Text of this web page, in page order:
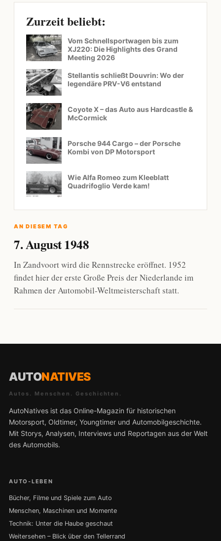
Zurzeit beliebt:
Vom Schnellsportwagen bis zum
XJ220: Die Highlights des Grand
Meeting 2026
Stellantis schließt Douvrin: Wo der
legendäre PRV-V6 entstand
Coyote X – das Auto aus Hardcastle &
McCormick
Porsche 944 Cargo – der Porsche
Kombi von DP Motorsport
Wie Alfa Romeo zum Kleeblatt
Quadrifoglio Verde kam!
AN DIESEM TAG
7. August 1948
In Zandvoort wird die Rennstrecke eröffnet. 1952
findet hier der erste Große Preis der Niederlande im
Rahmen der Automobil-Weltmeisterschaft statt.
AUTONATIVES
Autos. Menschen. Geschichten.
AutoNatives ist das Online-Magazin für historischen
Motorsport, Oldtimer, Youngtimer und Automobilgeschichte.
Mit Storys, Analysen, Interviews und Reportagen aus der Welt
des Automobils.
AUTO-LEBEN
Bücher, Filme und Spiele zum Auto
Menschen, Maschinen und Momente
Technik: Unter die Haube geschaut
Weitersehen – Blick über den Tellerrand